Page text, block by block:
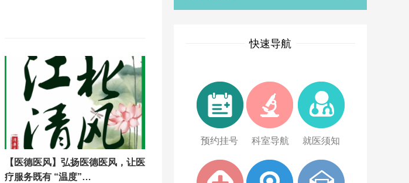
快速导航
预约挂号 科室导航 就医须知
【医德医风】弘扬医德医风，让医
疗服务既有 “温度”…